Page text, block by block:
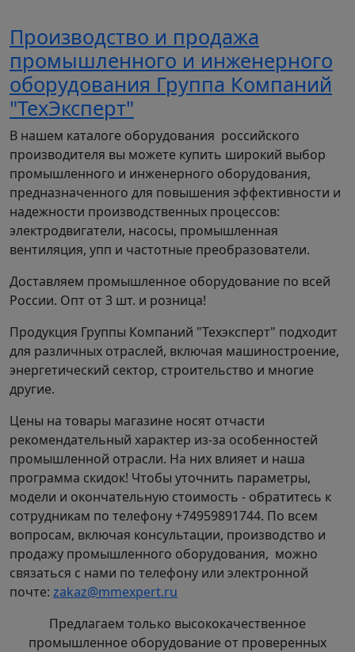
отрасли промышленности;
1 - исполнение с абсолютным давлением на
входе до 6 кгс/см²;
М - модернизированный;
25 - подача, м³/ч;
20 - напор, м;
55 - двойное торцовое уплотнение с
подводом затворной жидкости от
магистрали;
50 - условный диаметр патрубков.
Если пищевой центробежный насос ОНЦ
применяется при производстве молока, то
оборудование обязательно должно
подтверждаться гигиеническим сертификатом.
При перекачивании легковоспламеняющихся
жидкостей (в том числе спирта) насос ОНЦ
оснащается взрывозащищенным двигателем.
насосы (некоторых модификаций ОНЦ) могут
оснащаться опорными лапами или ножками.
Эмульгаторы насоса ОНЦ изготовлены из
нержавеющей стали (12Х18Н10Т).
Климатическое исполнение и категория
размещения молочного насоса ОНЦ - У2.
Производство и продажа
промышленного и инженерного
оборудования Группа Компаний
"ТехЭксперт"
В нашем каталоге оборудования российского
производителя вы можете купить широкий выбор
промышленного и инженерного оборудования,
предназначенного для повышения эффективности и
надежности производственных процессов:
электродвигатели, насосы, промышленная
вентиляция, упп и частотные преобразователи.
Доставляем промышленное оборудование по всей
России. Опт от 3 шт. и розница!
Продукция Группы Компаний "Техэксперт" подходит
для различных отраслей, включая машиностроение,
энергетический сектор, строительство и многие
другие.
Цены на товары магазине носят отчасти
рекомендательный характер из-за особенностей
промышленной отрасли. На них влияет и наша
программа скидок! Чтобы уточнить параметры,
модели и окончательную стоимость - обратитесь к
сотрудникам по телефону +74959891744. По всем
вопросам, включая консультации, производство и
продажу промышленного оборудования, можно
связаться с нами по телефону или электронной
почте: zakaz@mmexpert.ru
Предлагаем только высококачественное
промышленное оборудование от проверенных